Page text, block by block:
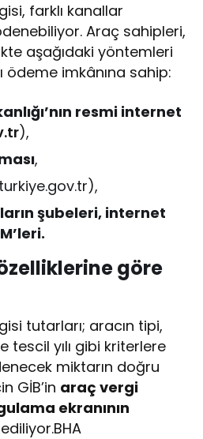
farklı kanallar
Araç sahipleri,
aşağıdaki yöntemleri
ödeme imkânına sahip:
resmi internet
),
,
şubeleri, internet
göre
tutarları; aracın tipi,
tescil yılı gibi kriterlere
miktarın doğru
GİB’in araç vergi
ekranının